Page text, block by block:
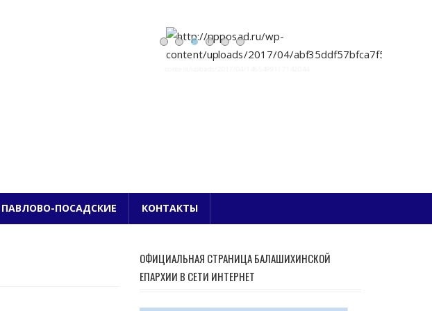
ПОСАДСКОЕ БЛАГОЧИНИЕ
ПОСАДСКИЕ КОНТАКТЫ
ОФИЦИАЛЬНАЯ СТРАНИЦА БАЛАШИХИНСКОЙ
ЕПАРХИИ В СЕТИ ИНТЕРНЕТ